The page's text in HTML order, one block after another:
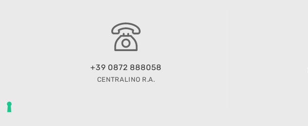
+39 0872 888058
CENTRALINO R.A.